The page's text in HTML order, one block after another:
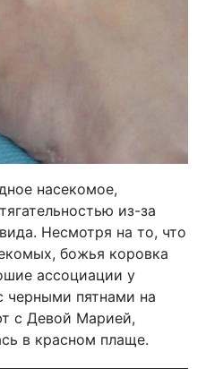
насекомое,
из-за
Несмотря на то, что
божья коровка
ассоциации у
черными пятнами на
с Девой Марией,
в красном плаще.